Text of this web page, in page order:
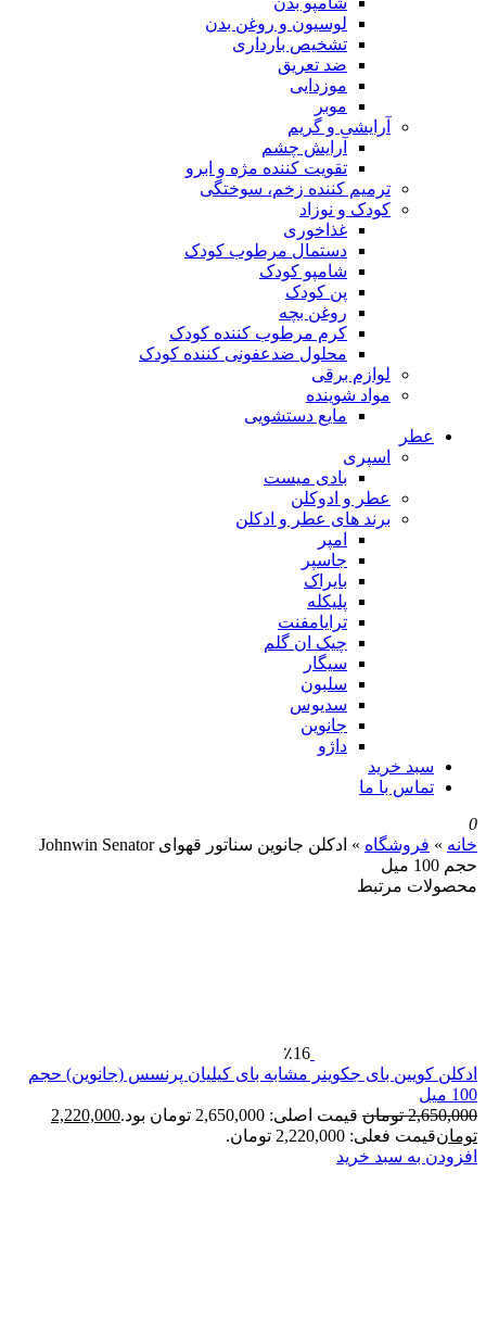
لوسیون و روغن بدن
تشخیص بارداری
ضد تعریق
موزدایی
آرایشی و گریم
آرایش چشم
تقویت کننده مژه و ابرو
ترمیم کننده زخم، سوختگی
کودک و نوزاد
غذاخوری
دستمال مرطوب کودک
شامپو کودک
پن کودک
روغن بچه
کرم مرطوب کننده کودک
محلول ضدعفونی کننده کودک
لوازم برقی
مواد شوینده
مایع دستشویی
اسپری
بادی میست
عطر و ادوکلن
برند های عطر و ادکلن
ترایامفنت
چیک ان گلم
سدیوس
خرید
با ما
» ادکلن جانوین سناتور قهوای Johnwin Senator
مرتبط
بای جکوینر مشابه بای کیلیان پرنسس (جانوین) حجم
تومان قیمت اصلی: 2,650,000 تومان بود.
2,220,000
2,220,000 تومان.
سبد خرید